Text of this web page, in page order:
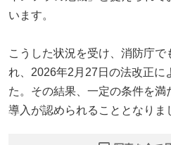
います。
こうした状況を受け、消防庁で
れ、2026年2月27日の法改正に
た。その結果、一定の条件を
導入が認められることとなりま